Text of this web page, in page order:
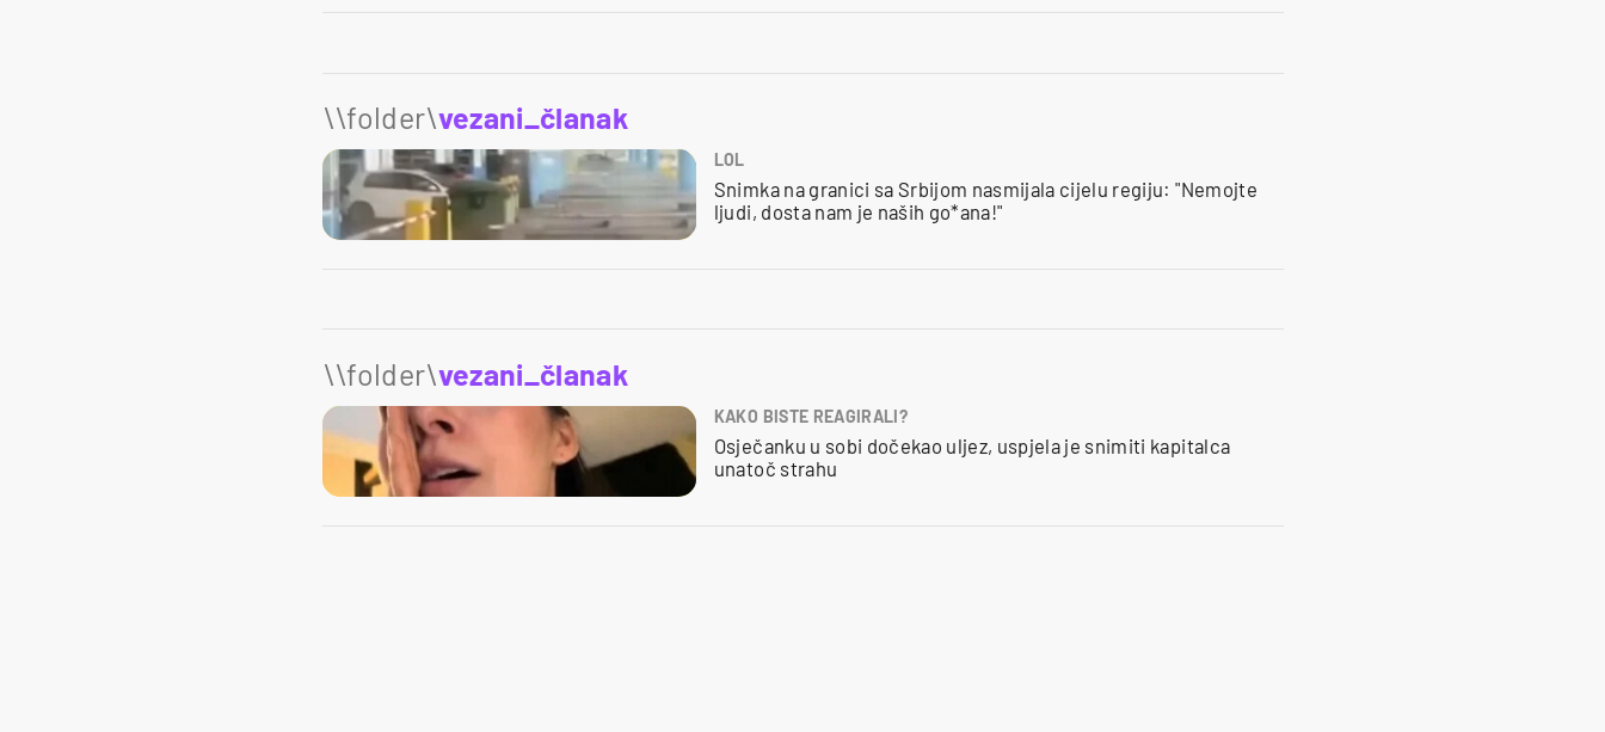
\\folder\vezani_članak
LOL
Snimka na granici sa Srbijom nasmijala cijelu regiju: "Nemojte
ljudi, dosta nam je naših go*ana!"
\\folder\vezani_članak
KAKO BISTE REAGIRALI?
Osječanku u sobi dočekao uljez, uspjela je snimiti kapitalca
unatoč strahu